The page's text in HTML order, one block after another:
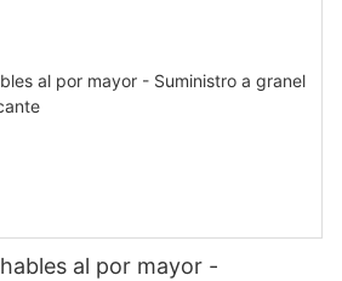
al por mayor -